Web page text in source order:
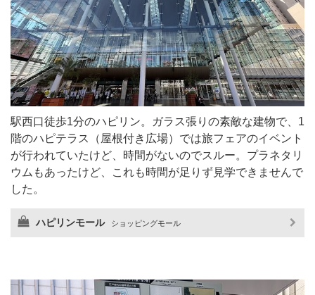
駅西口徒歩1分のハピリン。ガラス張りの素敵な建物で、1
階のハピテラス（屋根付き広場）では旅フェアのイベント
が行われていたけど、時間がないのでスルー。プラネタリ
ウムもあったけど、これも時間が足りず見学できませんで
した。
ハピリンモール ショッピングモール